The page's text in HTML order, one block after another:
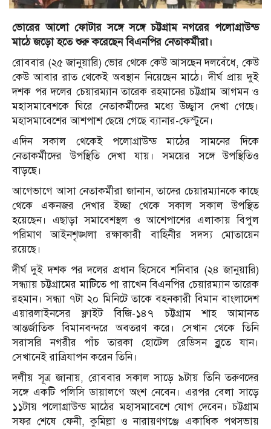
ভোরের আলো ফোটার সঙ্গে সঙ্গে চট্টগ্রাম নগরের পলোগ্রাউন্ড
মাঠে জড়ো হতে শুরু করেছেন বিএনপির নেতাকর্মীরা।
রোববার (২৫ জানুয়ারি) ভোর থেকে কেউ আসছেন দলবেঁধে, কেউ
কেউ আবার রাত থেকেই অবস্থান নিয়েছেন মাঠে। দীর্ঘ প্রায় দুই
দশক পর দলের চেয়ারম্যান তারেক রহমানের চট্টগ্রাম আগমন ও
মহাসমাবেশকে ঘিরে নেতাকর্মীদের মধ্যে উচ্ছ্বাস দেখা গেছে।
মহাসমাবেশের আশপাশ ছেয়ে গেছে ব্যানার-ফেস্টুনে।
এদিন সকাল থেকেই পলোগ্রাউন্ড মাঠের সামনের দিকে
নেতাকর্মীদের উপস্থিতি দেখা যায়। সময়ের সঙ্গে উপস্থিতিও
বাড়ছে।
আগেভাগে আসা নেতাকর্মীরা জানান, তাদের চেয়ারম্যানকে কাছে
থেকে একনজর দেখার ইচ্ছা থেকে সকাল সকাল উপস্থিত
হয়েছেন। এছাড়া সমাবেশস্থল ও আশেপাশের এলাকায় বিপুল
পরিমাণ আইনশৃঙ্খলা রক্ষাকারী বাহিনীর সদস্য মোতায়েন
রয়েছে।
দীর্ঘ দুই দশক পর দলের প্রধান হিসেবে শনিবার (২৪ জানুয়ারি)
সন্ধ্যায় চট্টগ্রামের মাটিতে পা রাখেন বিএনপির চেয়ারম্যান তারেক
রহমান। সন্ধ্যা ৭টা ২০ মিনিটে তাকে বহনকারী বিমান বাংলাদেশ
এয়ারলাইনসের ফ্লাইট বিজি-১৪৭ চট্টগ্রাম শাহ আমানত
আন্তর্জাতিক বিমানবন্দরে অবতরণ করে। সেখান থেকে তিনি
সরাসরি নগরীর পাঁচ তারকা হোটেল রেডিসন ব্লুতে যান।
সেখানেই রাত্রিযাপন করেন তিনি।
দলীয় সূত্র জানায়, রোববার সকাল সাড়ে ৯টায় তিনি তরুণদের
সঙ্গে একটি পলিসি ডায়ালগে অংশ নেবেন। এরপর বেলা সাড়ে
১১টায় পলোগ্রাউন্ড মাঠের মহাসমাবেশে যোগ দেবেন। চট্টগ্রাম
সফর শেষে ফেনী, কুমিল্লা ও নারায়ণগঞ্জে একাধিক পথসভায়